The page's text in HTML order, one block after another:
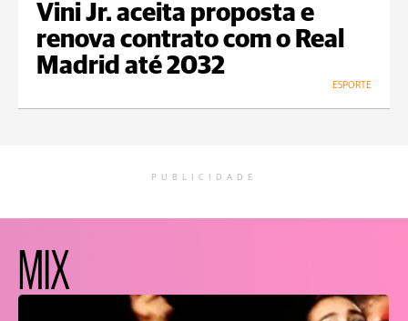
Vini Jr. aceita proposta e
renova contrato com o Real
Madrid até 2032
ESPORTE
PUBLICIDADE
MIX